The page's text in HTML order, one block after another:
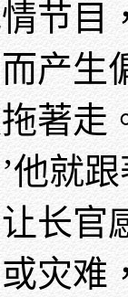
节目
产生
著走
他就
长官
灾难